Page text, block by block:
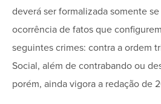
deverá ser formalizada somente
ocorrência de fatos que
seguintes crimes: contra a ordem
Social, além de contrabando ou
porém, ainda vigora a redação de